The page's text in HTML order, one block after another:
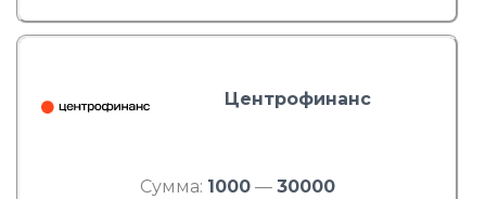
Центрофинанс
Сумма: 1000 — 30000